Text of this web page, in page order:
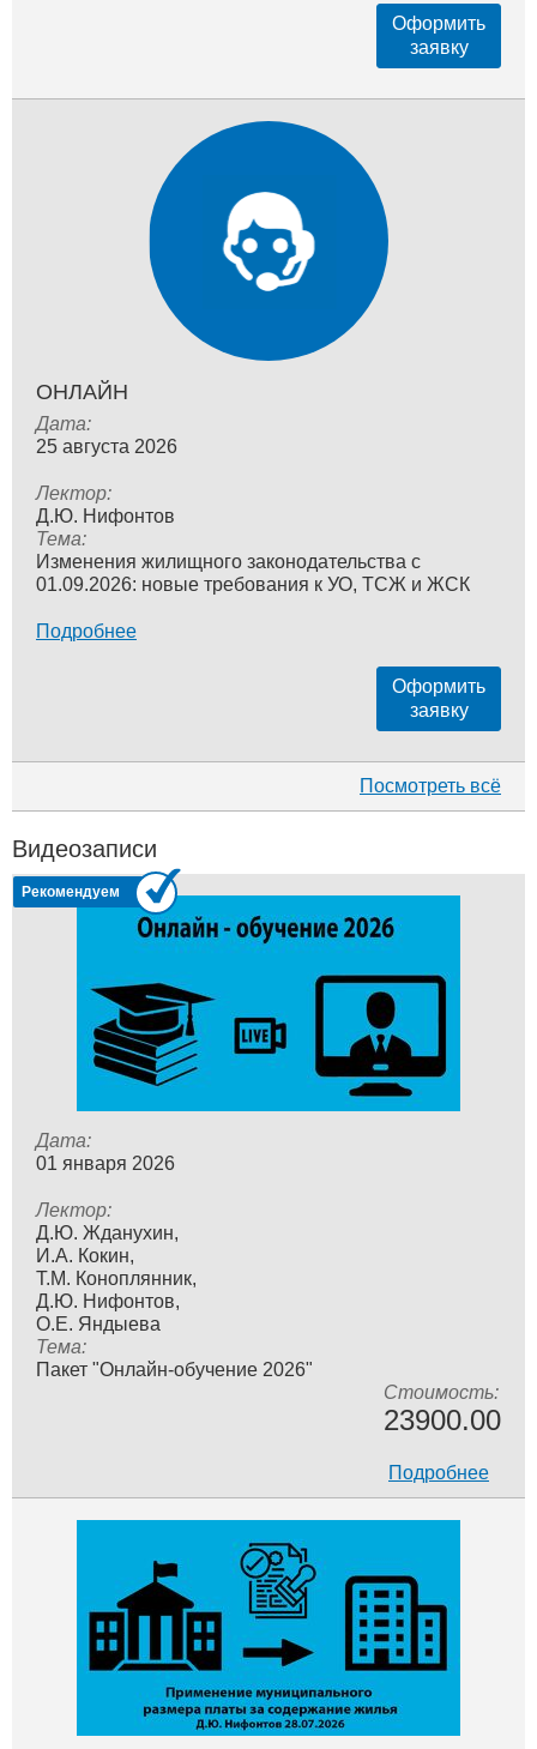
Оформить
заявку
ОНЛАЙН
Дата:
25 августа 2026
Лектор:
Д.Ю. Нифонтов
Тема:
Изменения жилищного законодательства с
01.09.2026: новые требования к УО, ТСЖ и ЖСК
Подробнее
Оформить
заявку
Посмотреть всё
Видеозаписи
Рекомендуем
Дата:
01 января 2026
Лектор:
Д.Ю. Жданухин,
И.А. Кокин,
Т.М. Коноплянник,
Д.Ю. Нифонтов,
О.Е. Яндыева
Тема:
Пакет "Онлайн-обучение 2026"
Стоимость:
23900.00
Подробнее